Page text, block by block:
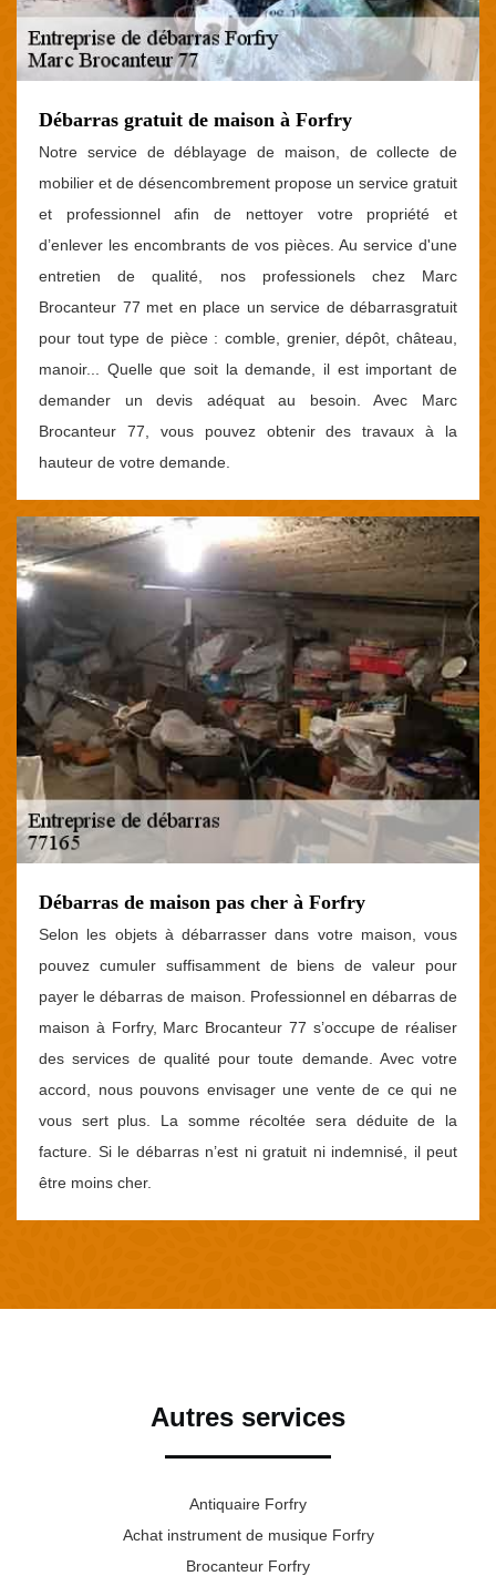
Débarras gratuit de maison à Forfry
Notre service de déblayage de maison, de collecte de
mobilier et de désencombrement propose un service gratuit
et professionnel afin de nettoyer votre propriété et
d’enlever les encombrants de vos pièces. Au service d'une
entretien de qualité, nos professionels chez Marc
Brocanteur 77 met en place un service de débarrasgratuit
pour tout type de pièce : comble, grenier, dépôt, château,
manoir... Quelle que soit la demande, il est important de
demander un devis adéquat au besoin. Avec Marc
Brocanteur 77, vous pouvez obtenir des travaux à la
hauteur de votre demande.
Débarras de maison pas cher à Forfry
Selon les objets à débarrasser dans votre maison, vous
pouvez cumuler suffisamment de biens de valeur pour
payer le débarras de maison. Professionnel en débarras de
maison à Forfry, Marc Brocanteur 77 s’occupe de réaliser
des services de qualité pour toute demande. Avec votre
accord, nous pouvons envisager une vente de ce qui ne
vous sert plus. La somme récoltée sera déduite de la
facture. Si le débarras n’est ni gratuit ni indemnisé, il peut
être moins cher.
Autres services
Antiquaire Forfry
Achat instrument de musique Forfry
Brocanteur Forfry